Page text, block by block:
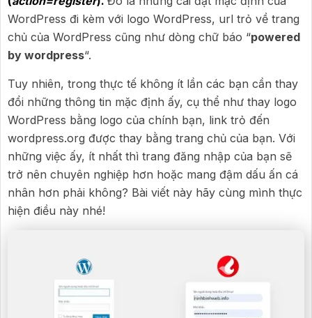
WordPress đi kèm với logo WordPress, url trỏ về trang
chủ của WordPress cũng như dòng chữ báo “powered
by wordpress“.
Tuy nhiên, trong thực tế không ít lần các bạn cần thay
đổi những thông tin mặc định ấy, cụ thể như thay logo
WordPress bằng logo của chính bạn, link trỏ đến
wordpress.org được thay bằng trang chủ của bạn. Với
những việc ấy, ít nhất thì trang đăng nhập của bạn sẽ
trở nên chuyên nghiệp hơn hoặc mang đậm dấu ấn cá
nhân hơn phải không? Bài viết này hãy cùng mình thực
hiện điều này nhé!